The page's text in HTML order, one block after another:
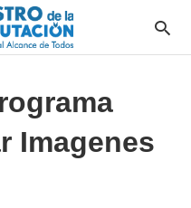
Imagenes